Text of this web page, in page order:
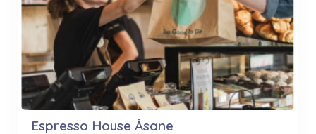
Espresso House Åsane